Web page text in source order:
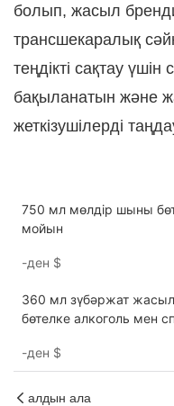
болып, жасыл
трансшекаралық
теңдікті сақтау үшін
бақыланатын және
жеткізушілерді
750 мл мөлдір шыны
мойын
-ден $
360 мл зүбәржат
бөтелке алкоголь мен
-ден $
алдын ала